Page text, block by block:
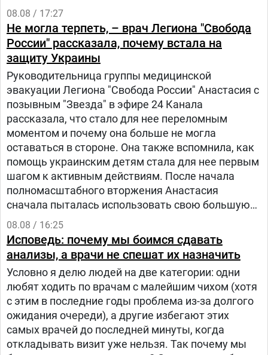
08.08 / 17:27
Не могла терпеть, – врач Легиона "Свобода
России" рассказала, почему встала на
защиту Украины
Руководительница группы медицинской
эвакуации Легиона "Свобода России" Анастасия с
позывным "Звезда" в эфире 24 Канала
рассказала, что стало для нее переломным
моментом и почему она больше не могла
оставаться в стороне. Она также вспомнила, как
помощь украинским детям стала для нее первым
шагом к активным действиям. После начала
полномасштабного вторжения Анастасия
сначала пыталась использовать свою большую
русскоязычную аудиторию, чтобы объяснять
людям в России, что на самом деле происходит в
Украине.
08.08 / 16:25
Исповедь: почему мы боимся сдавать
анализы, а врачи не спешат их назначить
Условно я делю людей на две категории: одни
любят ходить по врачам с малейшим чихом (хотя
с этим в последние годы проблема из-за долгого
ожидания очереди), а другие избегают этих
самых врачей до последней минуты, когда
откладывать визит уже нельзя. Так почему мы